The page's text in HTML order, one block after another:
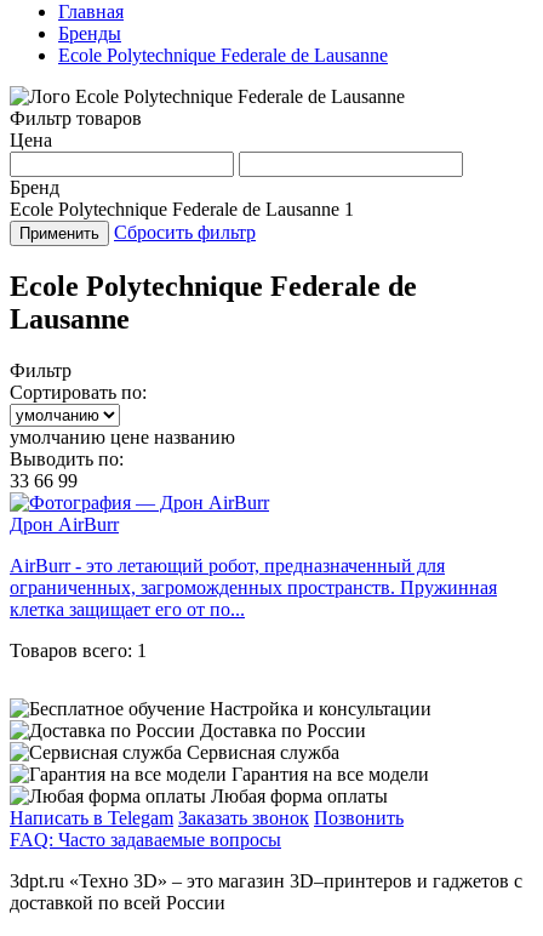
Главная
Бренды
Ecole Polytechnique Federale de Lausanne
Фильтр товаров
Цена
Бренд
Ecole Polytechnique Federale de Lausanne 1
Применить Сбросить фильтр
Ecole Polytechnique Federale de
Lausanne
Фильтр
Сортировать по:
умолчанию цене названию
Выводить по:
33 66 99
Дрон AirBurr
AirBurr - это летающий робот, предназначенный для
ограниченных, загроможденных пространств. Пружинная
клетка защищает его от по...
Товаров всего: 1
Настройка и консультации
Доставка по России
Сервисная служба
Гарантия на все модели
Любая форма оплаты
Написать в Telegam Заказать звонок Позвонить
FAQ: Часто задаваемые вопросы
3dpt.ru «Техно 3D» – это магазин 3D–принтеров и гаджетов с
доставкой по всей России